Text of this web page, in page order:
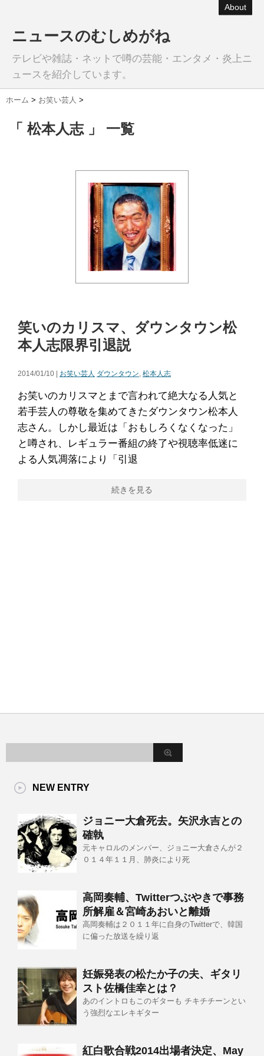
About
ニュースのむしめがね
テレビや雑誌・ネットで噂の芸能・エンタメ・炎上ニ
ュースを紹介しています。
ホーム > お笑い芸人 >
「 松本人志 」 一覧
笑いのカリスマ、ダウンタウン松
本人志限界引退説
2014/01/10 | お笑い芸人 ダウンタウン, 松本人志
お笑いのカリスマとまで言われて絶大なる人気と
若手芸人の尊敬を集めてきたダウンタウン松本人
志さん。しかし最近は「おもしろくなくなった」
と噂され、レギュラー番組の終了や視聴率低迷に
よる人気凋落により「引退
続きを見る
NEW ENTRY
ジョニー大倉死去。矢沢永吉との
確執
元キャロルのメンバー、ジョニー大倉さんが２
０１４年１１月、肺炎により死
高岡奏輔、Twitterつぶやきで事務
所解雇＆宮崎あおいと離婚
高岡奏輔は２０１１年に自身のTwitterで、韓国
に偏った放送を繰り返
妊娠発表の松たか子の夫、ギタリ
スト佐橋佳幸とは？
あのイントロもこのギターも チキチチーンとい
う強烈なエレキギター
紅白歌合戦2014出場者決定、May